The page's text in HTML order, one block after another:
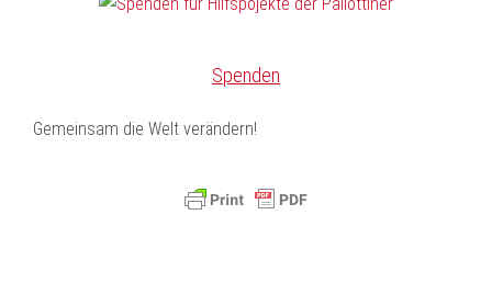
Spenden
Gemeinsam die Welt verändern!